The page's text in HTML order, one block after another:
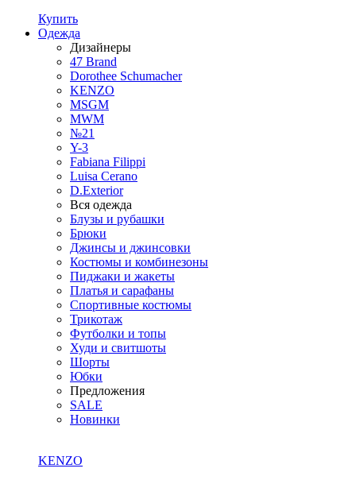
Купить
Одежда
Дизайнеры
47 Brand
Dorothee Schumacher
KENZO
MSGM
MWM
№21
Y-3
Fabiana Filippi
Luisa Cerano
D.Exterior
Вся одежда
Блузы и рубашки
Брюки
Джинсы и джинсовки
Костюмы и комбинезоны
Пиджаки и жакеты
Платья и сарафаны
Спортивные костюмы
Трикотаж
Футболки и топы
Худи и свитшоты
Шорты
Юбки
Предложения
SALE
Новинки
KENZO